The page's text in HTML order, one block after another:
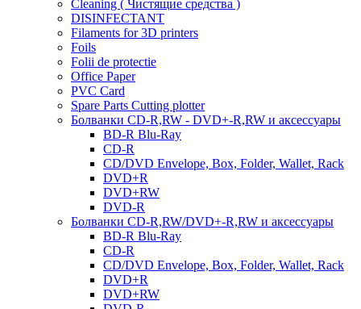
Cleaning ( Чистящие средства )
DISINFECTANT
Filaments for 3D printers
Foils
Folii de protectie
Office Paper
PVC Card
Spare Parts Cutting plotter
Болванки CD-R,RW - DVD+-R,RW и аксессуары
BD-R Blu-Ray
CD-R
CD/DVD Envelope, Box, Folder, Wallet, Rack
DVD+R
DVD+RW
DVD-R
Болванки CD-R,RW/DVD+-R,RW и аксессуары
BD-R Blu-Ray
CD-R
CD/DVD Envelope, Box, Folder, Wallet, Rack
DVD+R
DVD+RW